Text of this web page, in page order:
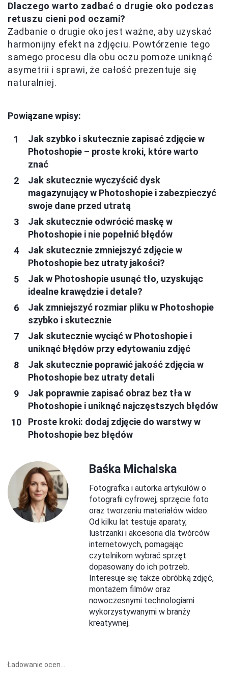
Dlaczego warto zadbać o drugie oko podczas
retuszu cieni pod oczami?
Zadbanie o drugie oko jest ważne, aby uzyskać
harmonijny efekt na zdjęciu. Powtórzenie tego
samego procesu dla obu oczu pomoże uniknąć
asymetrii i sprawi, że całość prezentuje się
naturalniej.
Powiązane wpisy:
Jak szybko i skutecznie zapisać zdjęcie w
Photoshopie – proste kroki, które warto
znać
Jak skutecznie wyczyścić dysk
magazynujący w Photoshopie i zabezpieczyć
swoje dane przed utratą
Jak skutecznie odwrócić maskę w
Photoshopie i nie popełnić błędów
Jak skutecznie zmniejszyć zdjęcie w
Photoshopie bez utraty jakości?
Jak w Photoshopie usunąć tło, uzyskując
idealne krawędzie i detale?
Jak zmniejszyć rozmiar pliku w Photoshopie
szybko i skutecznie
Jak skutecznie wyciąć w Photoshopie i
uniknąć błędów przy edytowaniu zdjęć
Jak skutecznie poprawić jakość zdjęcia w
Photoshopie bez utraty detali
Jak poprawnie zapisać obraz bez tła w
Photoshopie i uniknąć najczęstszych błędów
Proste kroki: dodaj zdjęcie do warstwy w
Photoshopie bez błędów
Baśka Michalska
Fotografka i autorka artykułów o
fotografii cyfrowej, sprzęcie foto
oraz tworzeniu materiałów wideo.
Od kilku lat testuje aparaty,
lustrzanki i akcesoria dla twórców
internetowych, pomagając
czytelnikom wybrać sprzęt
dopasowany do ich potrzeb.
Interesuje się także obróbką zdjęć,
montażem filmów oraz
nowoczesnymi technologiami
wykorzystywanymi w branży
kreatywnej.
Ładowanie ocen...